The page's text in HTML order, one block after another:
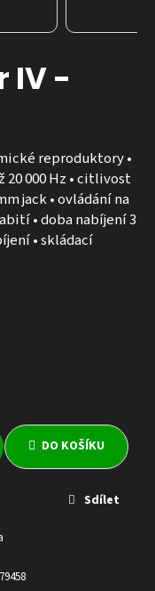
IV -
reproduktory •
20 000 Hz • citlivost
jack • ovládání na
• doba nabíjení 3
• skládací
DO KOŠÍKU
Sdílet